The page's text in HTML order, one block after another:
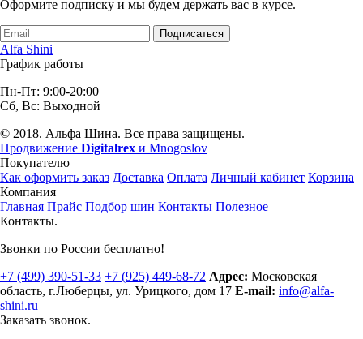
Оформите подписку и мы будем держать вас в курсе.
Подписаться
Alfa Shini
График работы
Пн-Пт: 9:00-20:00
Сб, Вс: Выходной
© 2018. Альфа Шина. Все права защищены.
Продвижение Digitalrex и Mnogoslov
Покупателю
Как оформить заказ Доставка Оплата Личный кабинет Корзина
Компания
Главная Прайс Подбор шин Контакты Полезное
Контакты.
Звонки по России бесплатно!
+7 (499) 390-51-33 +7 (925) 449-68-72 Адрес: Московская
область, г.Люберцы, ул. Урицкого, дом 17 E-mail: info@alfa-
shini.ru
Заказать звонок.